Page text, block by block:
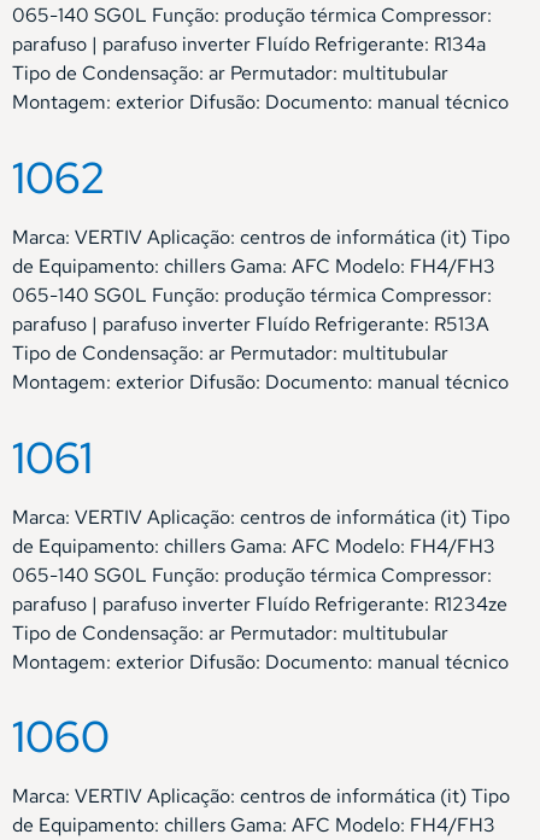
065-140 SG0L Função: produção térmica Compressor:
parafuso | parafuso inverter Fluído Refrigerante: R134a
Tipo de Condensação: ar Permutador: multitubular
Montagem: exterior Difusão: Documento: manual técnico
1062
Marca: VERTIV Aplicação: centros de informática (it) Tipo
de Equipamento: chillers Gama: AFC Modelo: FH4/FH3
065-140 SG0L Função: produção térmica Compressor:
parafuso | parafuso inverter Fluído Refrigerante: R513A
Tipo de Condensação: ar Permutador: multitubular
Montagem: exterior Difusão: Documento: manual técnico
1061
Marca: VERTIV Aplicação: centros de informática (it) Tipo
de Equipamento: chillers Gama: AFC Modelo: FH4/FH3
065-140 SG0L Função: produção térmica Compressor:
parafuso | parafuso inverter Fluído Refrigerante: R1234ze
Tipo de Condensação: ar Permutador: multitubular
Montagem: exterior Difusão: Documento: manual técnico
1060
Marca: VERTIV Aplicação: centros de informática (it) Tipo
de Equipamento: chillers Gama: AFC Modelo: FH4/FH3